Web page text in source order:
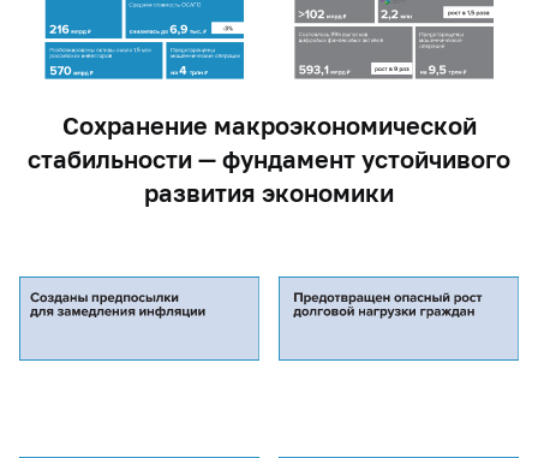
Сохранение макроэкономической
стабильности — фундамент устойчивого
развития экономики